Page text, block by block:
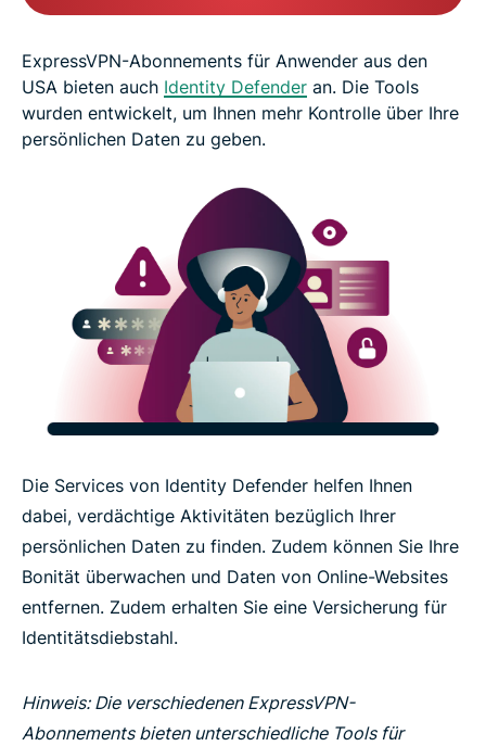
ExpressVPN-Abonnements für Anwender aus den
USA bieten auch Identity Defender an. Die Tools
wurden entwickelt, um Ihnen mehr Kontrolle über Ihre
persönlichen Daten zu geben.
Die Services von Identity Defender helfen Ihnen
dabei, verdächtige Aktivitäten bezüglich Ihrer
persönlichen Daten zu finden. Zudem können Sie Ihre
Bonität überwachen und Daten von Online-Websites
entfernen. Zudem erhalten Sie eine Versicherung für
Identitätsdiebstahl.
Hinweis: Die verschiedenen ExpressVPN-
Abonnements bieten unterschiedliche Tools für